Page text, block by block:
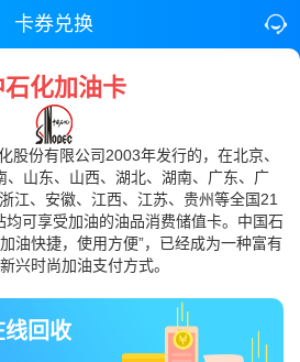
卡券兑换
石化加油卡
股份有限公司2003年发行的，在北京、
、山东、山西、湖北、湖南、广东、广
江、安徽、江西、江苏、贵州等全国21
可享受加油的油品消费储值卡。中国石
油快捷，使用方便”，已经成为一种富有
兴时尚加油支付方式。
线回收